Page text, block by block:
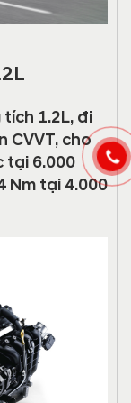
1.2L, đi
CVVT, cho
tại 6.000
Nm tại 4.000